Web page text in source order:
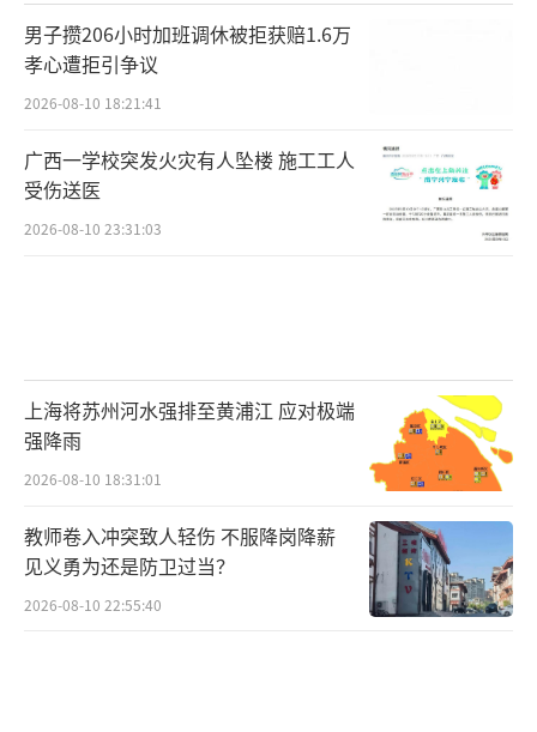
男子攒206小时加班调休被拒获赔1.6万
孝心遭拒引争议
2026-08-10 18:21:41
广西一学校突发火灾有人坠楼 施工工人
受伤送医
2026-08-10 23:31:03
上海将苏州河水强排至黄浦江 应对极端
强降雨
2026-08-10 18:31:01
教师卷入冲突致人轻伤 不服降岗降薪
见义勇为还是防卫过当？
2026-08-10 22:55:40